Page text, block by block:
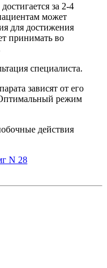
за 2-4
может
для достижения
принимать во
специалиста.
зависят от его
режим
действия
N 28